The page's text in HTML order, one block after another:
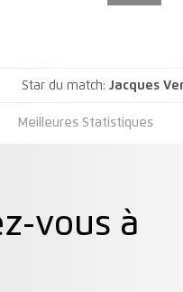
Star du match: Jacques
Meilleures Statistiques
vous à